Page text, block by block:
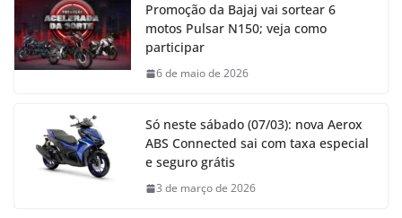
Promoção da Bajaj vai sortear 6
motos Pulsar N150; veja como
participar
6 de maio de 2026
Só neste sábado (07/03): nova Aerox
ABS Connected sai com taxa especial
e seguro grátis
3 de março de 2026